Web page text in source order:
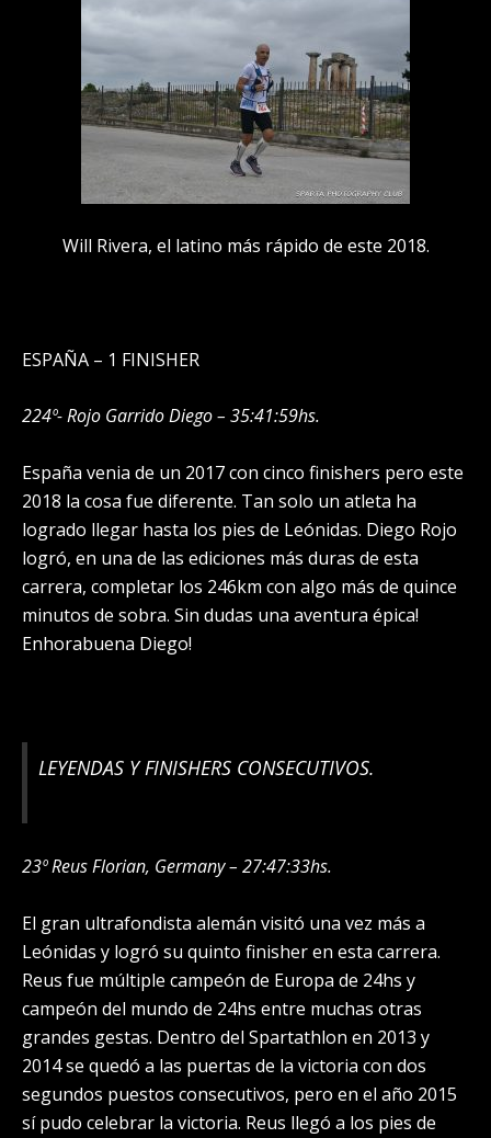
Will Rivera, el latino más rápido de este 2018.
ESPAÑA – 1 FINISHER
224º- Rojo Garrido Diego – 35:41:59hs.
España venia de un 2017 con cinco finishers pero este
2018 la cosa fue diferente. Tan solo un atleta ha
logrado llegar hasta los pies de Leónidas. Diego Rojo
logró, en una de las ediciones más duras de esta
carrera, completar los 246km con algo más de quince
minutos de sobra. Sin dudas una aventura épica!
Enhorabuena Diego!
LEYENDAS Y FINISHERS CONSECUTIVOS.
23º Reus Florian, Germany – 27:47:33hs.
El gran ultrafondista alemán visitó una vez más a
Leónidas y logró su quinto finisher en esta carrera.
Reus fue múltiple campeón de Europa de 24hs y
campeón del mundo de 24hs entre muchas otras
grandes gestas. Dentro del Spartathlon en 2013 y
2014 se quedó a las puertas de la victoria con dos
segundos puestos consecutivos, pero en el año 2015
sí pudo celebrar la victoria. Reus llegó a los pies de